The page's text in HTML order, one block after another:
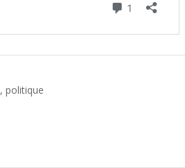
,politique